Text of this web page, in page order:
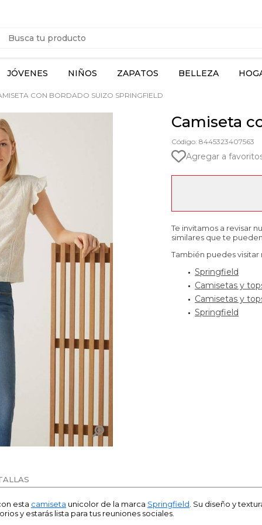
JÓVENES NIÑOS ZAPATOS BELLEZA
CON BORDADO SUIZO SPRINGFIELD
Camiseta
Código: 8445323407563
Agregar a
Te invitamos a revisar
similares que te
También puedes visitar
Springfield
Camisetas y
Camisetas y
Springfield
esta camiseta unicolor de la marca Springfield . Su diseño y
y estarás lista para tus reuniones sociales.